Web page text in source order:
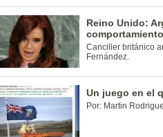
Reino Unido:
Canciller británico
Fernández.
Un juego en el
Por: Martin